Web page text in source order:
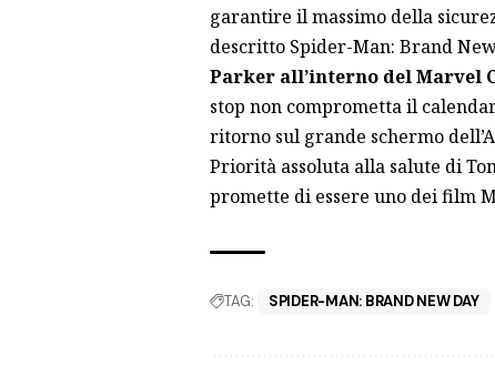
garantire il massimo della
descritto Spider-Man: Brand
Parker all’interno del Marvel
stop non comprometta il
ritorno sul grande schermo
Priorità assoluta alla salute di
promette di essere uno dei film
TAG: SPIDER-MAN: BRAND NEW DAY